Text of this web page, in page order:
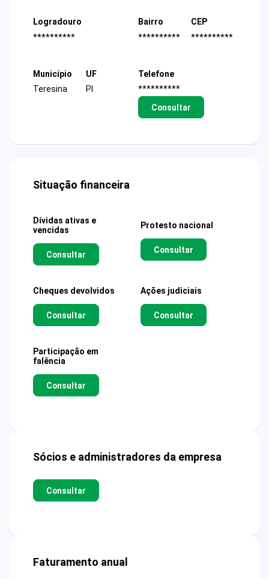
Logradouro
**********
Bairro
**********
CEP
**********
Município
Teresina
UF
PI
Telefone
**********
Consultar
Situação financeira
Dívidas ativas e
vencidas
Consultar
Protesto nacional
Consultar
Cheques devolvidos
Consultar
Ações judiciais
Consultar
Participação em
falência
Consultar
Sócios e administradores da empresa
Consultar
Faturamento anual